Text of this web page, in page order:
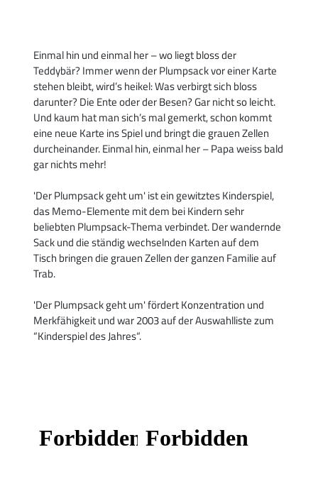
Einmal hin und einmal her – wo liegt bloss der
Teddybär? Immer wenn der Plumpsack vor einer Karte
stehen bleibt, wird’s heikel: Was verbirgt sich bloss
darunter? Die Ente oder der Besen? Gar nicht so leicht.
Und kaum hat man sich’s mal gemerkt, schon kommt
eine neue Karte ins Spiel und bringt die grauen Zellen
durcheinander. Einmal hin, einmal her – Papa weiss bald
gar nichts mehr!
'Der Plumpsack geht um' ist ein gewitztes Kinderspiel,
das Memo-Elemente mit dem bei Kindern sehr
beliebten Plumpsack-Thema verbindet. Der wandernde
Sack und die ständig wechselnden Karten auf dem
Tisch bringen die grauen Zellen der ganzen Familie auf
Trab.
'Der Plumpsack geht um' fördert Konzentration und
Merkfähigkeit und war 2003 auf der Auswahlliste zum
“Kinderspiel des Jahres“.